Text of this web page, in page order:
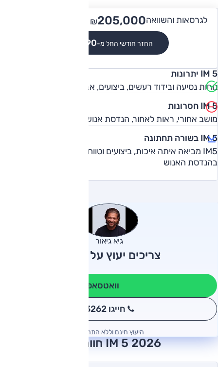
לגרסאות והשוואה ₪205,000 -
החזר חודשי החל מ-₪1,890
IM 5 יתרונות
נוחות נסיעה ובידוד רעשים, ביצועים, אבזור, טווח
IM 5 חסרונות
מושב אחורי, ראות לאחור, הנדסת אנוש
IM 5 בשורה תחתונה
IM5 מביאה איתה איכות, ביצועים וטווח מעולים, אבל נדרש טיפול
בהנדסת האנוש
גיא גיאור
צריכים יעוץ על IM 5?
וואטסאפ
חייגו 3262
היעוץ חינם וללא התחייבות
IM 5 2026 חוות דעת